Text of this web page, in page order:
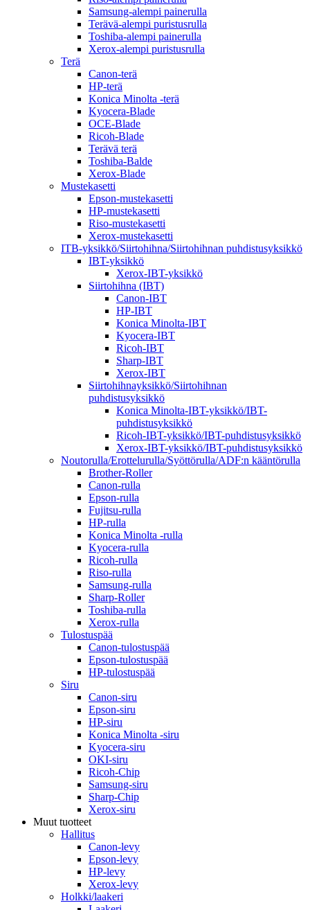
Samsung-alempi painerulla
Terävä-alempi puristusrulla
Toshiba-alempi painerulla
Xerox-alempi puristusrulla
Terä
Canon-terä
HP-terä
Konica Minolta -terä
Kyocera-Blade
OCE-Blade
Ricoh-Blade
Terävä terä
Toshiba-Balde
Xerox-Blade
Mustekasetti
Epson-mustekasetti
HP-mustekasetti
Riso-mustekasetti
Xerox-mustekasetti
ITB-yksikkö/Siirtohihna/Siirtohihnan puhdistusyksikkö
IBT-yksikkö
Xerox-IBT-yksikkö
Siirtohihna (IBT)
Canon-IBT
HP-IBT
Konica Minolta-IBT
Kyocera-IBT
Ricoh-IBT
Sharp-IBT
Xerox-IBT
Siirtohihnayksikkö/Siirtohihnan
puhdistusyksikkö
Konica Minolta-IBT-yksikkö/IBT-
puhdistusyksikkö
Ricoh-IBT-yksikkö/IBT-puhdistusyksikkö
Xerox-IBT-yksikkö/IBT-puhdistusyksikkö
Noutorulla/Erottelurulla/Syöttörulla/ADF:n kääntörulla
Brother-Roller
Canon-rulla
Epson-rulla
Fujitsu-rulla
HP-rulla
Konica Minolta -rulla
Kyocera-rulla
Ricoh-rulla
Riso-rulla
Samsung-rulla
Sharp-Roller
Toshiba-rulla
Xerox-rulla
Tulostuspää
Canon-tulostuspää
Epson-tulostuspää
HP-tulostuspää
Siru
Canon-siru
Epson-siru
HP-siru
Konica Minolta -siru
Kyocera-siru
OKI-siru
Ricoh-Chip
Samsung-siru
Sharp-Chip
Xerox-siru
Muut tuotteet
Hallitus
Canon-levy
Epson-levy
HP-levy
Xerox-levy
Holkki/laakeri